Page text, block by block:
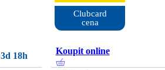
Clubcard
cena
3d 18h Koupit online